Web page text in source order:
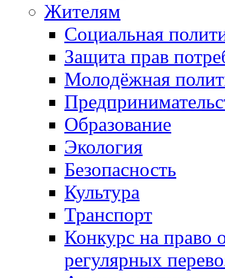
Жителям
Социальная
Защита прав
Молодёжная
Образование
Экология
Безопасность
Культура
Транспорт
Конкурс на право
регулярных